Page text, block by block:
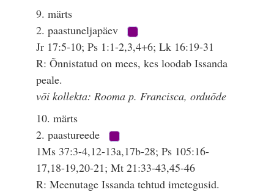
9. märts
2. paastuneljapäev
Jr 17:5-10; Ps 1:1-2,3,4+6; Lk 16:19-31
R: Õnnistatud on mees, kes loodab Issanda
peale.
või kollekta: Rooma p. Francisca, orduõde
10. märts
2. paastureede
1Ms 37:3-4,12-13a,17b-28; Ps 105:16-
17,18-19,20-21; Mt 21:33-43,45-46
R: Meenutage Issanda tehtud imetegusid.